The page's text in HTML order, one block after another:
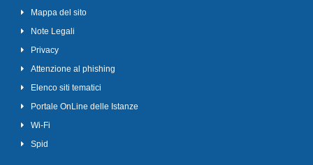
Mappa del sito
Note Legali
Privacy
Attenzione al phishing
Elenco siti tematici
Portale OnLine delle Istanze
Wi-Fi
Spid